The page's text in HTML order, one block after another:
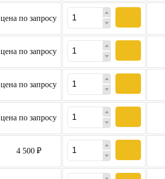
цена по запросу
цена по запросу
цена по запросу
цена по запросу
4 500 ₽